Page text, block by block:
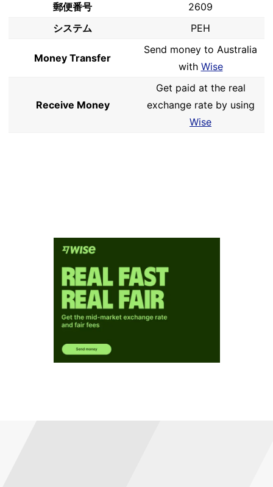
郵便番号
2609
システム
PEH
Money Transfer
Send money to Australia
with Wise
Receive Money
Get paid at the real
exchange rate by using
Wise